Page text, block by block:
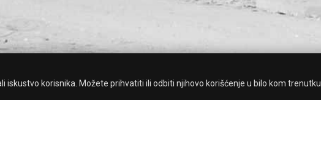
iskustvo korisnika. Možete prihvatiti ili odbiti njihovo korišćenje u bilo kom trenutku.